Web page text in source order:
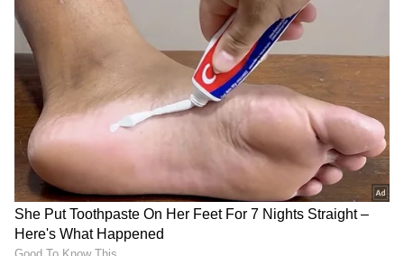
கொண்டாடும் சாக்ஷி அகர்வால்!
லேட்டஸ்ட் கியூட் போட்டோஸ்!